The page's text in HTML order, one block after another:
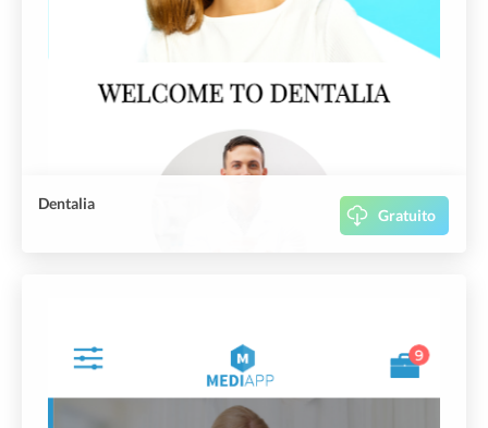
Dentalia
Gratuito